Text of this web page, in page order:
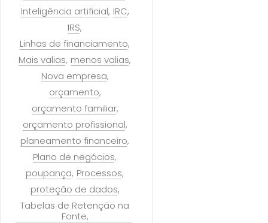
Inteligência artificial IRC
IRS
Linhas de financiamento
Mais valias menos valias
Nova empresa
orçamento
orçamento familiar
orçamento profissional
planeamento financeiro
Plano de negócios
poupança Processos
proteção de dados
Tabelas de Retenção na
Fonte